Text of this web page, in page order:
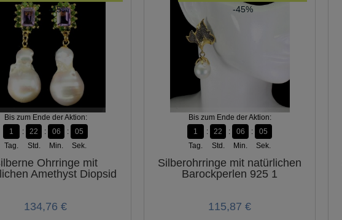
-45%
Bis zum Ende der Aktion:
1
Tag.
22
Std.
06
Min.
04
Sek.
Ohrringe mit
Amethyst Diopsid
134,76 €
-45%
Bis zum Ende der Aktion:
1
Tag.
22
Std.
06
Min.
04
Sek.
Silberohrringe mit natürlichen
Barockperlen 925 1
115,87 €